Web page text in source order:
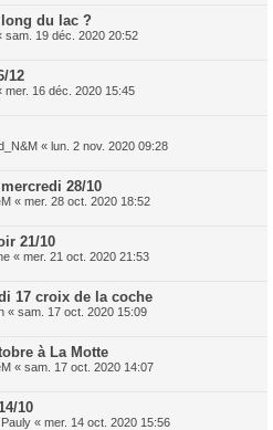
du lac ?
sam. 19 déc. 2020 20:52
12
mer. 16 déc. 2020 15:45
« lun. 2 nov. 2020 09:28
28/10
« mer. 28 oct. 2020 18:52
21/10
« mer. 21 oct. 2020 21:53
17 croix de la coche
« sam. 17 oct. 2020 15:09
à La Motte
« sam. 17 oct. 2020 14:07
10
« mer. 14 oct. 2020 15:56